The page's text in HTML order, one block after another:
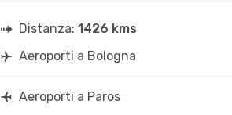
Distanza: 1426 kms
Aeroporti a Bologna
Aeroporti a Paros